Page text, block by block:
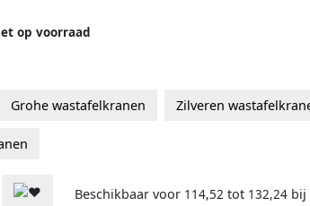
op voorraad
Grohe wastafelkranen Zilveren
Beschikbaar voor 114,52 tot 132,24 bij